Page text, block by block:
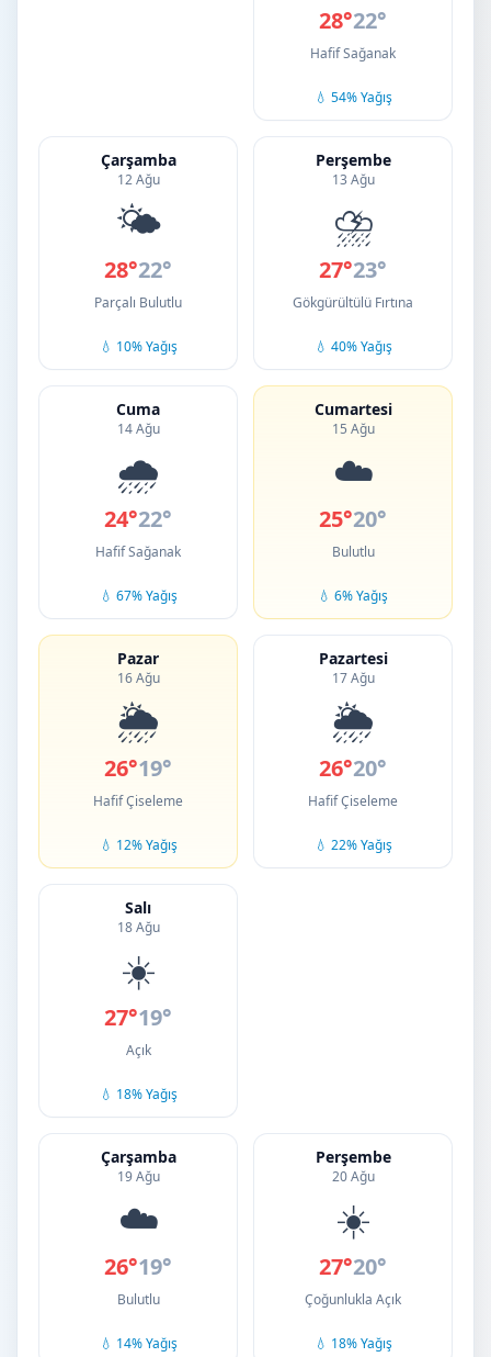
28°22°
Hafif Sağanak
💧 54% Yağış
Çarşamba
12 Ağu
🌤️
28°22°
Parçalı Bulutlu
💧 10% Yağış
Perşembe
13 Ağu
⛈️
27°23°
Gökgürültülü Fırtına
💧 40% Yağış
Cuma
14 Ağu
🌧️
24°22°
Hafif Sağanak
💧 67% Yağış
Cumartesi
15 Ağu
☁️
25°20°
Bulutlu
💧 6% Yağış
Pazar
16 Ağu
🌦️
26°19°
Hafif Çiseleme
💧 12% Yağış
Pazartesi
17 Ağu
🌦️
26°20°
Hafif Çiseleme
💧 22% Yağış
Salı
18 Ağu
☀️
27°19°
Açık
💧 18% Yağış
Çarşamba
19 Ağu
☁️
26°19°
Bulutlu
💧 14% Yağış
Perşembe
20 Ağu
☀️
27°20°
Çoğunlukla Açık
💧 18% Yağış